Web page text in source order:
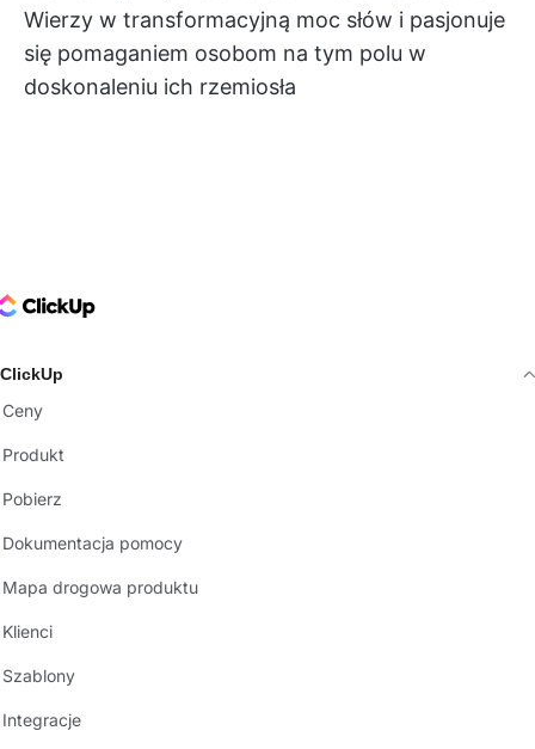
Wierzy w transformacyjną moc słów i pasjonuje
się pomaganiem osobom na tym polu w
doskonaleniu ich rzemiosła
Logo
ClickUp
Ceny
Produkt
Pobierz
Dokumentacja pomocy
Mapa drogowa produktu
Klienci
Szablony
Integracje